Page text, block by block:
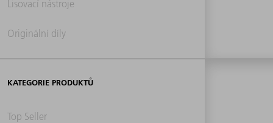
Lisovací nástroje
Originální díly
KATEGORIE PRODUKTŮ
Top Seller